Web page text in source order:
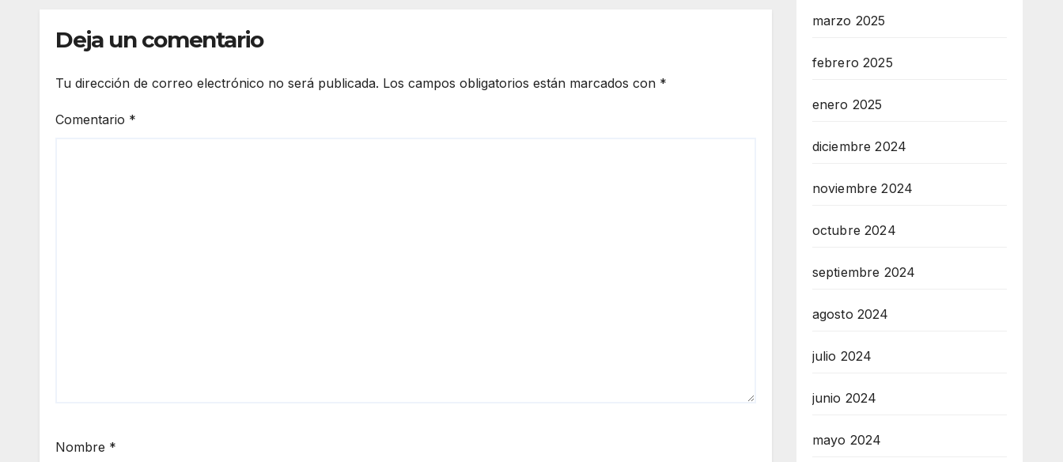
Deja un comentario
Tu dirección de correo electrónico no será publicada. Los campos obligatorios están marcados con *
Comentario *
Nombre *
marzo 2025
febrero 2025
enero 2025
diciembre 2024
noviembre 2024
octubre 2024
septiembre 2024
agosto 2024
julio 2024
junio 2024
mayo 2024